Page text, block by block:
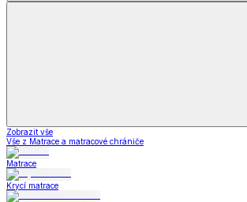
Zobrazit vše
Vše z Matrace a matracové chrániče
Matrace
Krycí matrace